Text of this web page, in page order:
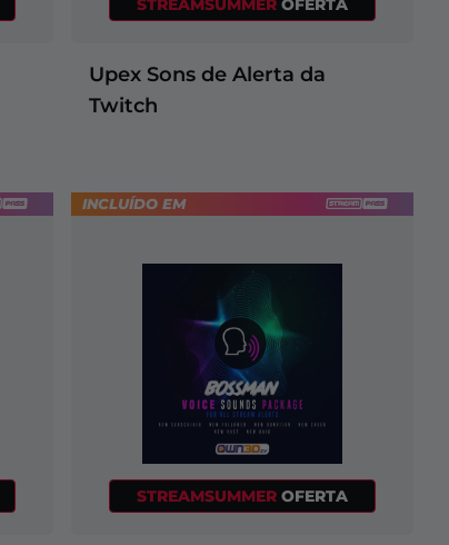
STREAMSUMMER OFERTA
Upex Sons de Alerta da
Twitch
STREAMSUMMER OFERTA
INCLUÍDO EM